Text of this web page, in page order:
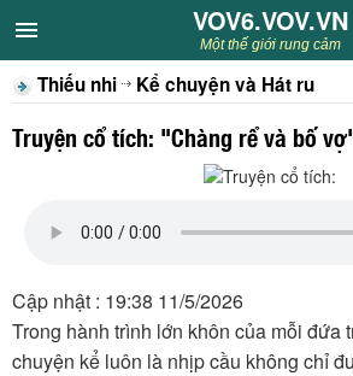
VOV6.VOV.VN
CHUYÊN MỤC
Khách VOV6
Sân khấu
VOV6.VOV.VN
Một thế giới rung cảm
Thiếu nhi Kể chuyện và Hát ru
Truyện cổ tích: "Chàng rể và bố
Cập nhật : 19:38 11/5/2026
Trong hành trình lớn khôn của mỗi đứa
chuyện kể luôn là nhịp cầu không chỉ